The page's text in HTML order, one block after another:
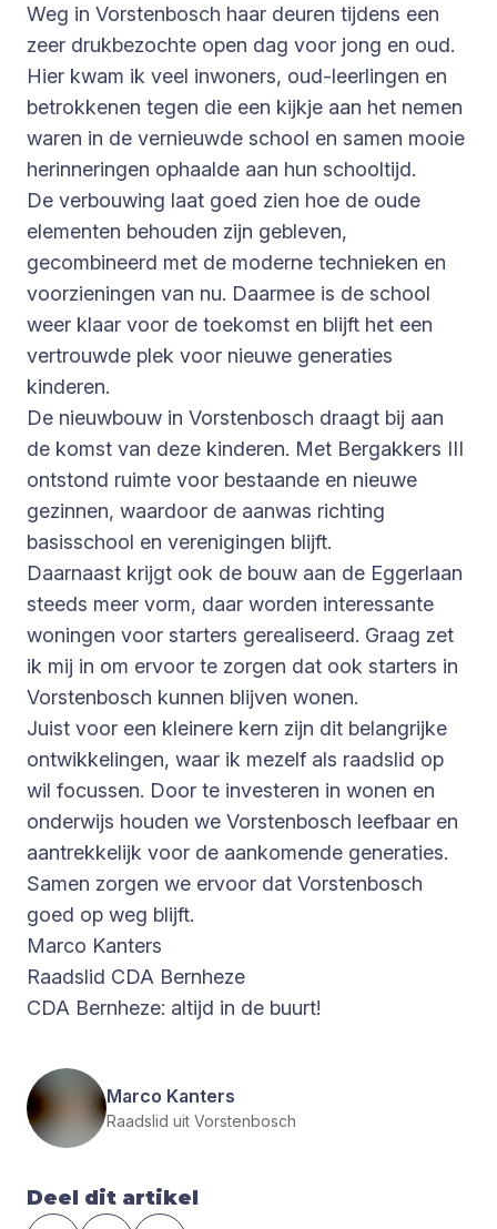
Weg in Vorstenbosch haar deuren tijdens een
zeer drukbezochte open dag voor jong en oud.
Hier kwam ik veel inwoners, oud-leerlingen en
betrokkenen tegen die een kijkje aan het nemen
waren in de vernieuwde school en samen mooie
herinneringen ophaalde aan hun schooltijd.
De verbouwing laat goed zien hoe de oude
elementen behouden zijn gebleven,
gecombineerd met de moderne technieken en
voorzieningen van nu. Daarmee is de school
weer klaar voor de toekomst en blijft het een
vertrouwde plek voor nieuwe generaties
kinderen.
De nieuwbouw in Vorstenbosch draagt bij aan
de komst van deze kinderen. Met Bergakkers III
ontstond ruimte voor bestaande en nieuwe
gezinnen, waardoor de aanwas richting
basisschool en verenigingen blijft.
Daarnaast krijgt ook de bouw aan de Eggerlaan
steeds meer vorm, daar worden interessante
woningen voor starters gerealiseerd. Graag zet
ik mij in om ervoor te zorgen dat ook starters in
Vorstenbosch kunnen blijven wonen.
Juist voor een kleinere kern zijn dit belangrijke
ontwikkelingen, waar ik mezelf als raadslid op
wil focussen. Door te investeren in wonen en
onderwijs houden we Vorstenbosch leefbaar en
aantrekkelijk voor de aankomende generaties.
Samen zorgen we ervoor dat Vorstenbosch
goed op weg blijft.
Marco Kanters
Raadslid CDA Bernheze
CDA Bernheze: altijd in de buurt!
Marco Kanters
Raadslid uit Vorstenbosch
Deel dit artikel